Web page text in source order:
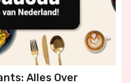
Alles Over